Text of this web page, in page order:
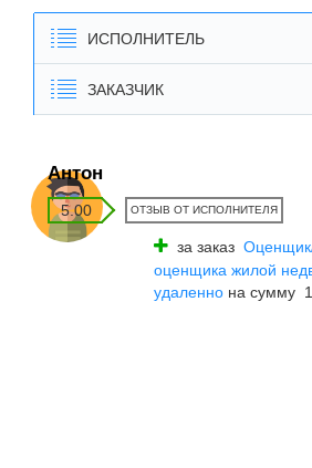
ИСПОЛНИТЕЛЬ
ЗАКАЗЧИК
Антон
5.00 ОТЗЫВ ОТ ИСПОЛНИТЕЛЯ
за заказ
оценщика жилой
удаленно на сумму